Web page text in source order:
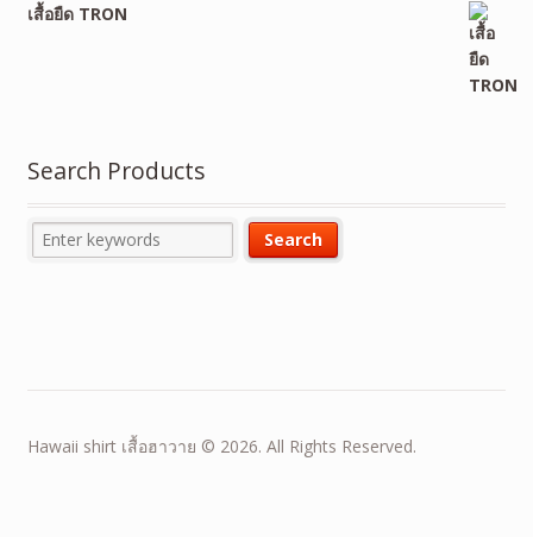
เสื้อยืด TRON
Search Products
Hawaii shirt เสื้อฮาวาย © 2026. All Rights Reserved.